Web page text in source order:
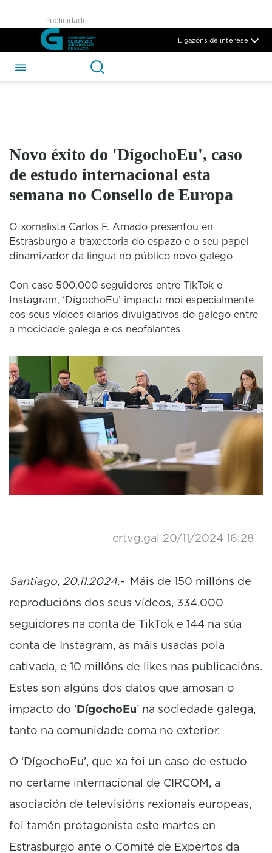
Skip to Main Content
Novo éxito do
Publicidade
Ligazóns de interese
Novo éxito do 'DígochoEu', caso
de estudo internacional esta
semana no Consello de Europa
O xornalista Carlos F. Amado presentou en
Estrasburgo a traxectoria do espazo e o seu papel
dinamizador da lingua no público novo galego
Con case 500.000 seguidores entre TikTok e
Instagram, ‘DígochoEu’ impacta moi especialmente
cos seus vídeos diarios divulgativos do galego entre
a mocidade galega e os neofalantes
crtvg.gal 20/11/2024 16:28
Santiago, 20.11.2024.-Máis de 150 millóns de
reproducións dos seus vídeos, 334.000
seguidores na conta de TikTok e 144 na súa
conta de Instagram, as máis usadas pola
cativada, e 10 millóns de likes nas publicacións.
Estes son algúns dos datos que amosan o
impacto do ‘DígochoEu’ na sociedade galega,
tanto na comunidade coma no exterior.
O ‘DígochoEu’, que xa foi un caso de estudo
no certame internacional de CIRCOM, a
asociación de televisións rexionais europeas,
foi tamén protagonista este martes en
Estrasburgo ante o Comité de Expertos da